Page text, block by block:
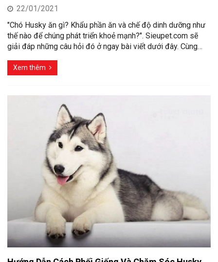
22/01/2021
"Chó Husky ăn gì? Khẩu phần ăn và chế độ dinh dưỡng như
thế nào để chúng phát triển khoẻ mạnh?". Sieupet.com sẽ
giải đáp những câu hỏi đó ở ngay bài viết dưới đây. Cùng…
Xem thêm